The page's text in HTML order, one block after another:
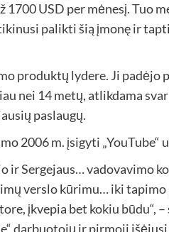
USD per mėnesį. Tuo
palikti šią įmonę ir tapti
produktų lydere. Ji
nei 14 metų, atlikdama
paslaugų.
2006 m. įsigyti „YouTube“
ir Sergejaus… vadovavimo
verslo kūrimu… iki tapimo
įkvepia bet kokiu būdu“, –
darbuotojų ir pirmoji